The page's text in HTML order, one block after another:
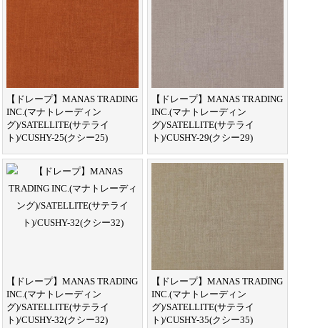
【ドレープ】MANAS TRADING
INC.(マナトレーディン
グ)/SATELLITE(サテライ
ト)/CUSHY-25(クシー25)
【ドレープ】MANAS TRADING
INC.(マナトレーディン
グ)/SATELLITE(サテライ
ト)/CUSHY-29(クシー29)
【ドレープ】MANAS TRADING
INC.(マナトレーディン
グ)/SATELLITE(サテライ
ト)/CUSHY-32(クシー32)
【ドレープ】MANAS TRADING
INC.(マナトレーディン
グ)/SATELLITE(サテライ
ト)/CUSHY-35(クシー35)